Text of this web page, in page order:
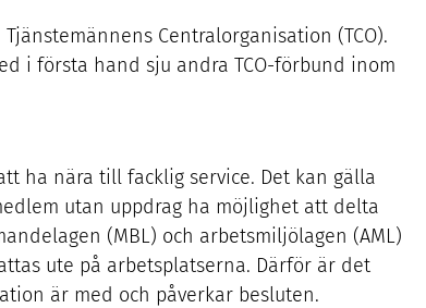
Centralorganisation (TCO).
i första hand sju andra TCO-förbund inom
ha nära till facklig service. Det kan gälla
utan uppdrag ha möjlighet att delta
(MBL) och arbetsmiljölagen (AML)
ute på arbetsplatserna. Därför är det
är med och påverkar besluten.